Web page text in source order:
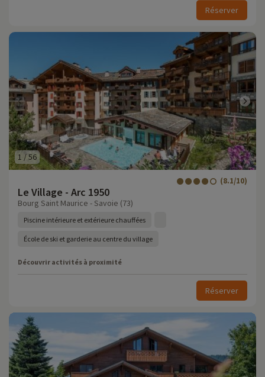
Réserver
1 /56
Le Village - Arc 1950
(8.1/10)
Bourg Saint Maurice - Savoie (73)
Piscine intérieure et extérieure chauffées
École de ski et garderie au centre du village
Découvrir activités à proximité
Réserver